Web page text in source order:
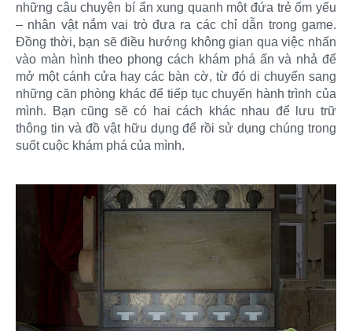
những câu chuyện bí ẩn xung quanh một đứa trẻ ốm yếu
– nhân vật nắm vai trò đưa ra các chỉ dẫn trong game.
Đồng thời, bạn sẽ điều hướng không gian qua việc nhấn
vào màn hình theo phong cách khám phá ấn và nhả để
mở một cánh cửa hay các bàn cờ, từ đó di chuyển sang
những căn phòng khác để tiếp tục chuyến hành trình của
mình. Bạn cũng sẽ có hai cách khác nhau để lưu trữ
thông tin và đồ vật hữu dụng để rồi sử dụng chúng trong
suốt cuộc khám phá của mình.